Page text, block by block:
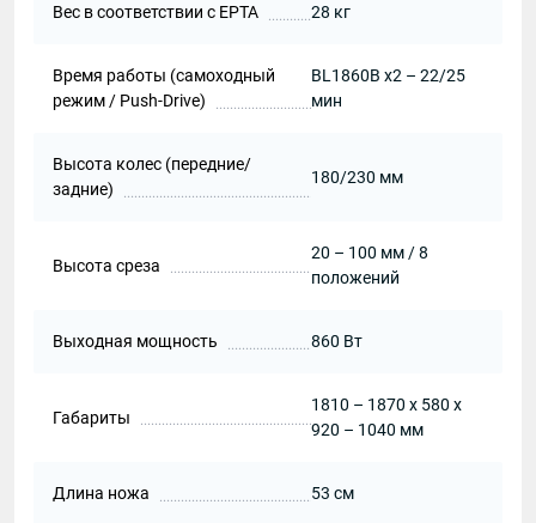
Вес в соответствии с EPTA 28 кг
Время работы (самоходный
режим / Push-Drive)
BL1860B х2 – 22/25
мин
Высота колес (передние/
задние)
180/230 мм
Высота среза
20 – 100 мм / 8
положений
Выходная мощность 860 Вт
Габариты
1810 – 1870 x 580 x
920 – 1040 мм
Длина ножа 53 см